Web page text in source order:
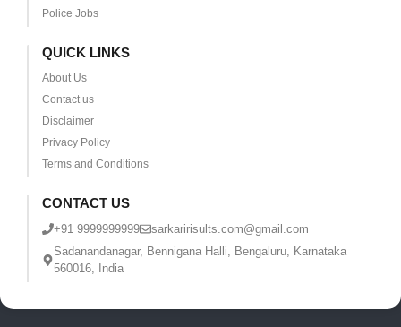
Police Jobs
QUICK LINKS
About Us
Contact us
Disclaimer
Privacy Policy
Terms and Conditions
CONTACT US
+91 9999999999
sarkaririsults.com@gmail.com
Sadanandanagar, Bennigana Halli, Bengaluru, Karnataka
560016, India